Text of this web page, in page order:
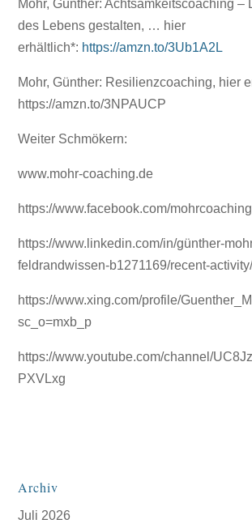
Mohr, Günther: Achtsamkeitscoaching –
des Lebens gestalten, … hier
erhältlich*: https://amzn.to/3Ub1A2L
Mohr, Günther: Resilienzcoaching, hier
https://amzn.to/3NPAUCP
Weiter Schmökern:
www.mohr-coaching.de
https://www.facebook.com/mohrcoaching
https://www.linkedin.com/in/günther-
feldrandwissen-b1271169/recent-
https://www.xing.com/profile/
sc_o=mxb_p
https://www.youtube.com/channel/
PXVLxg
Archiv
Juli 2026